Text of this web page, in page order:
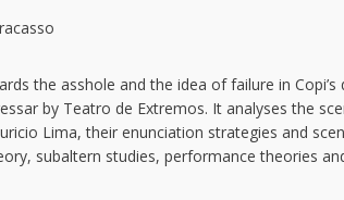
the asshole and the idea of failure in
by Teatro de Extremos. It analyses the
Lima, their enunciation strategies and
subaltern studies, performance theories